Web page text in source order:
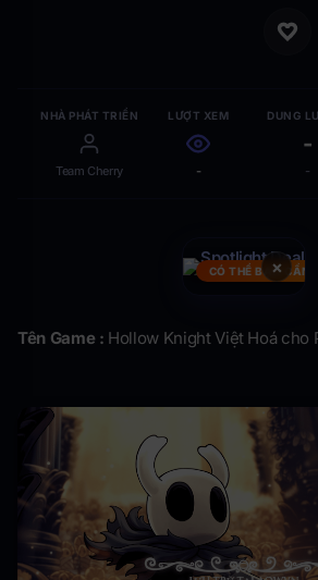
NHÀ PHÁT TRIỂN
Team Cherry
LƯỢT XEM
-
DUNG
-
-
×
CÓ THỂ BẠN CẦN
Tên Game : Hollow Knight Việt Hoá cho